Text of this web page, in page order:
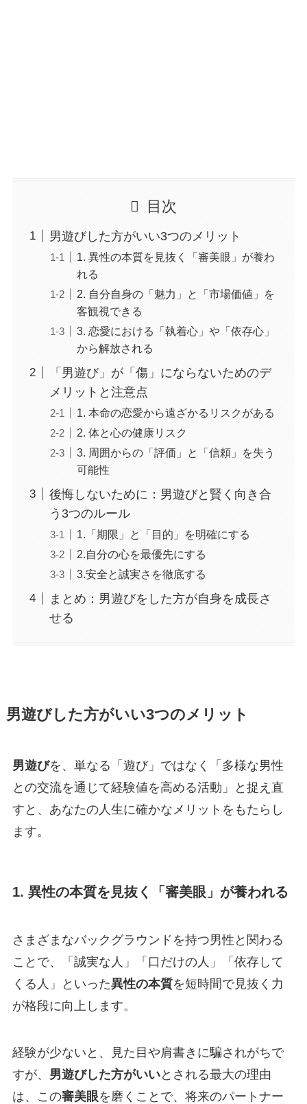
目次
男遊びした方がいい3つのメリット
1. 異性の本質を見抜く「審美眼」が養わ
れる
2. 自分自身の「魅力」と「市場価値」を
客観視できる
3. 恋愛における「執着心」や「依存心」
から解放される
「男遊び」が「傷」にならないためのデ
メリットと注意点
1. 本命の恋愛から遠ざかるリスクがある
2. 体と心の健康リスク
3. 周囲からの「評価」と「信頼」を失う
可能性
後悔しないために：男遊びと賢く向き合
う3つのルール
1.「期限」と「目的」を明確にする
2.自分の心を最優先にする
3.安全と誠実さを徹底する
まとめ：男遊びをした方が自身を成長さ
せる
男遊びした方がいい3つのメリット
男遊びを、単なる「遊び」ではなく「多様な男性
との交流を通じて経験値を高める活動」と捉え直
すと、あなたの人生に確かなメリットをもたらし
ます。
1. 異性の本質を見抜く「審美眼」が養われる
さまざまなバックグラウンドを持つ男性と関わる
ことで、「誠実な人」「口だけの人」「依存して
くる人」といった異性の本質を短時間で見抜く力
が格段に向上します。
経験が少ないと、見た目や肩書きに騙されがちで
すが、 男遊びした方がいいとされる最大の理由
は、この審美眼を磨くことで、将来のパートナー